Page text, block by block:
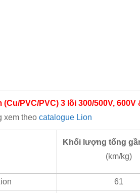
(Cu/PVC/PVC) 3 lõi 300/500V, 600V
xem theo catalogue Lion
Khối lượng tổng
(km/kg)
61